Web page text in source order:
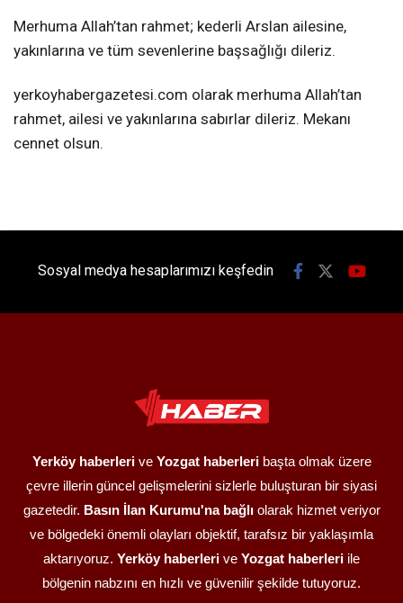
Merhuma Allah’tan rahmet; kederli Arslan ailesine,
yakınlarına ve tüm sevenlerine başsağlığı dileriz.
yerkoyhabergazetesi.com olarak merhuma Allah’tan
rahmet, ailesi ve yakınlarına sabırlar dileriz. Mekanı
cennet olsun.
Sosyal medya hesaplarımızı keşfedin
Yerköy haberlerive Yozgat haberleribaşta olmak üzere
çevre illerin güncel gelişmelerini sizlerle buluşturan bir siyasi
gazetedir. Basın İlan Kurumu'na bağlıolarak hizmet veriyor
ve bölgedeki önemli olayları objektif, tarafsız bir yaklaşımla
aktarıyoruz. Yerköy haberleri ve Yozgat haberleri ile
bölgenin nabzını en hızlı ve güvenilir şekilde tutuyoruz.